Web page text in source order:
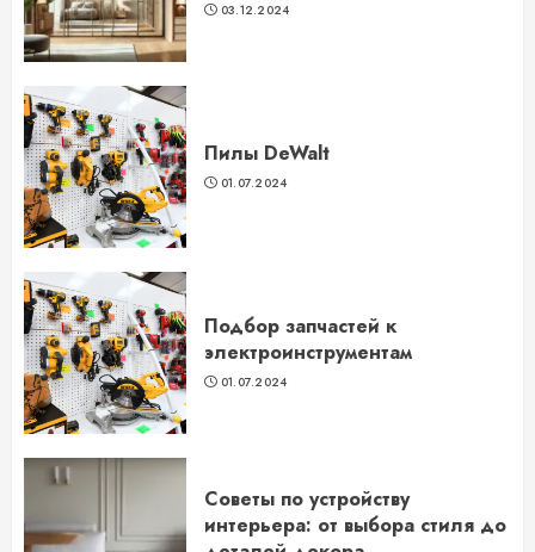
03.12.2024
Пилы DeWalt
01.07.2024
Подбор запчастей к
электроинструментам
01.07.2024
Советы по устройству
интерьера: от выбора стиля до